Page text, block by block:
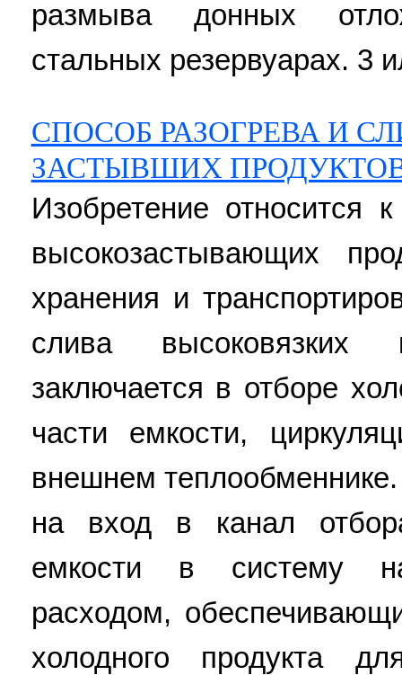
размыва донных
стальных резервуарах. 3
СПОСОБ РАЗОГРЕВА И
ЗАСТЫВШИХ
Изобретение относится
высокозастывающих
хранения и
слива высоковязких
заключается в отборе
части емкости,
внешнем теплообменнике.
на вход в канал
емкости в систему
расходом,
холодного продукта